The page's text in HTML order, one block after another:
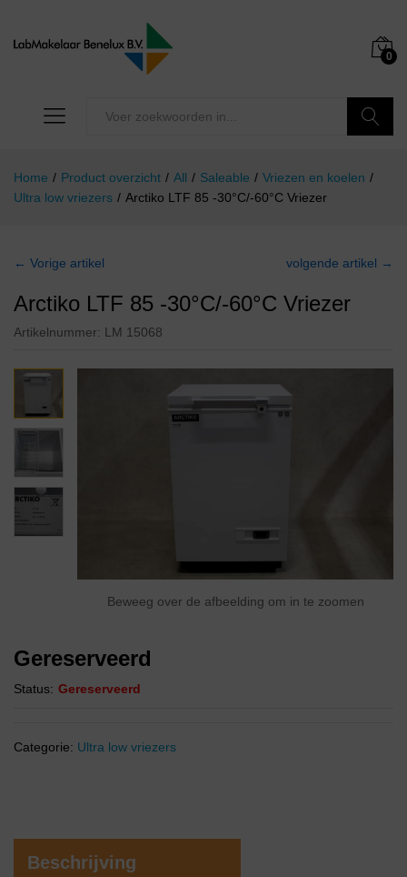
0
Home / Product overzicht / All / Saleable / Vriezen en koelen /
Ultra low vriezers / Arctiko LTF 85 -30°C/-60°C Vriezer
← Vorige artikel volgende artikel →
Arctiko LTF 85 -30°C/-60°C Vriezer
Artikelnummer: LM 15068
Beweeg over de afbeelding om in te zoomen
Gereserveerd
Status: Gereserveerd
Categorie: Ultra low vriezers
Beschrijving